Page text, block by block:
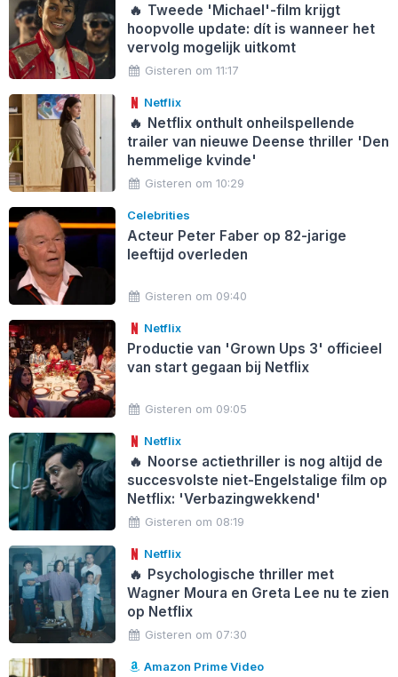
🔥 Tweede 'Michael'-film krijgt
hoopvolle update: dít is wanneer het
vervolg mogelijk uitkomt
Gisteren om 11:17
Netflix
🔥 Netflix onthult onheilspellende
trailer van nieuwe Deense thriller 'Den
hemmelige kvinde'
Gisteren om 10:29
Celebrities
Acteur Peter Faber op 82-jarige
leeftijd overleden
Gisteren om 09:40
Netflix
Productie van 'Grown Ups 3' officieel
van start gegaan bij Netflix
Gisteren om 09:05
Netflix
🔥 Noorse actiethriller is nog altijd de
succesvolste niet-Engelstalige film op
Netflix: 'Verbazingwekkend'
Gisteren om 08:19
Netflix
🔥 Psychologische thriller met
Wagner Moura en Greta Lee nu te zien
op Netflix
Gisteren om 07:30
Amazon Prime Video